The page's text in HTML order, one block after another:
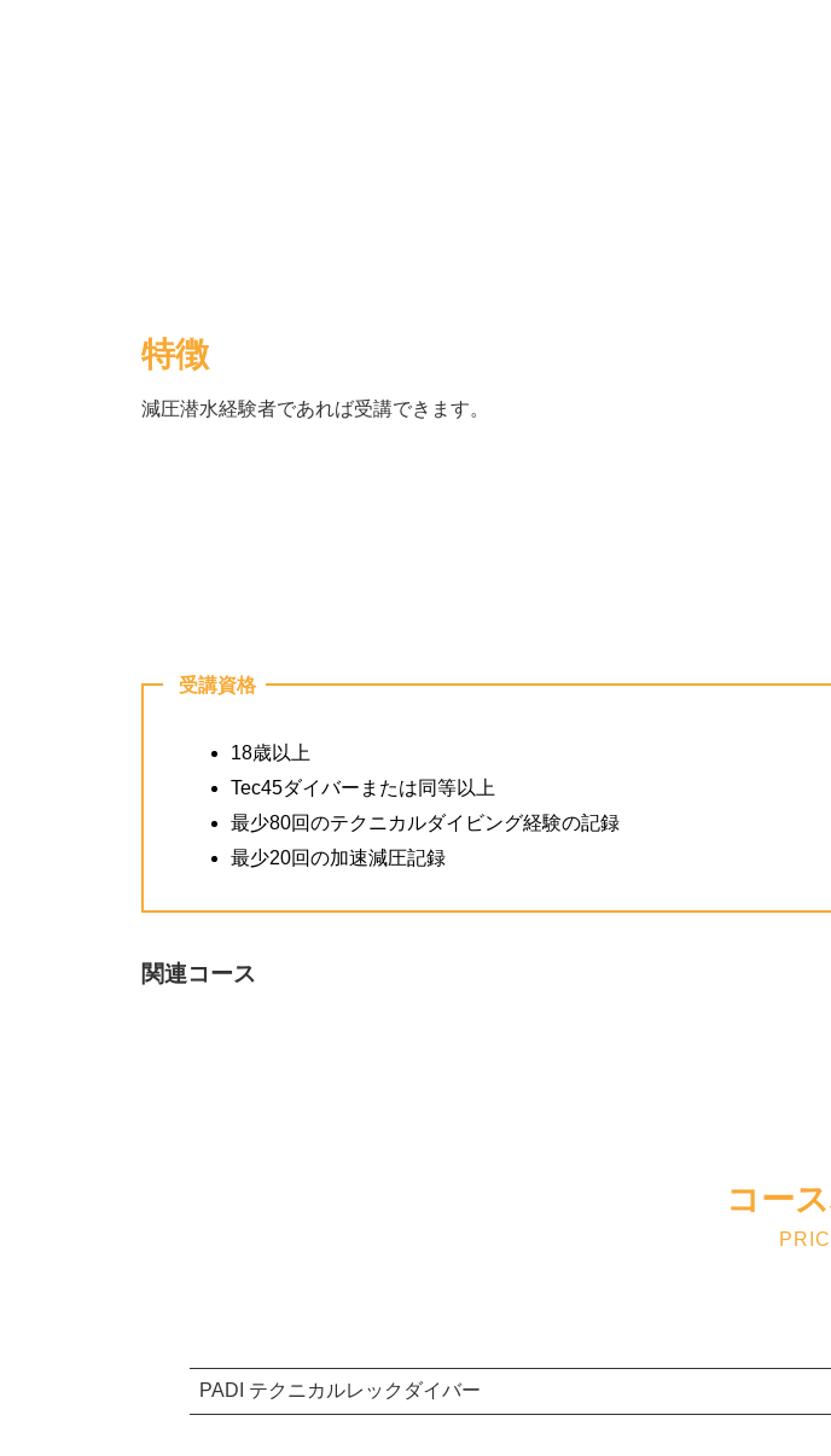
特徴
減圧潜水経験者であれば受講できます。
受講資格
18歳以上
Tec45ダイバーまたは同等以上
最少80回のテクニカルダイビング経験の記録
最少20回の加速減圧記録
関連コース
コー
PADI テクニカルレックダイバー